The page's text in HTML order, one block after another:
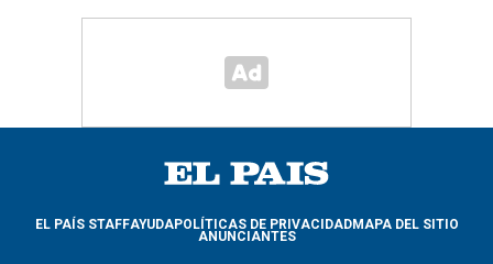
EL PAÍS STAFFAYUDAPOLÍTICAS DE PRIVACIDADMAPA DEL SITIO
ANUNCIANTES